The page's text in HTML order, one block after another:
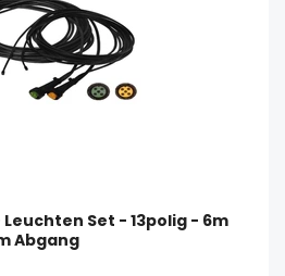
Set - 13polig - 6m
Abgang